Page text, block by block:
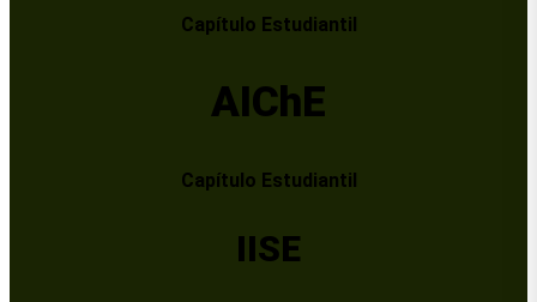
Capítulo Estudiantil
AIChE
Capítulo Estudiantil
IISE